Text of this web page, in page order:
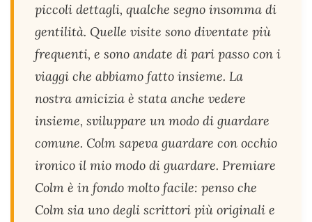
piccoli dettagli, qualche segno insomma di
gentilità. Quelle visite sono diventate più
frequenti, e sono andate di pari passo con i
viaggi che abbiamo fatto insieme. La
nostra amicizia è stata anche vedere
insieme, sviluppare un modo di guardare
comune. Colm sapeva guardare con occhio
ironico il mio modo di guardare. Premiare
Colm è in fondo molto facile: penso che
Colm sia uno degli scrittori più originali e